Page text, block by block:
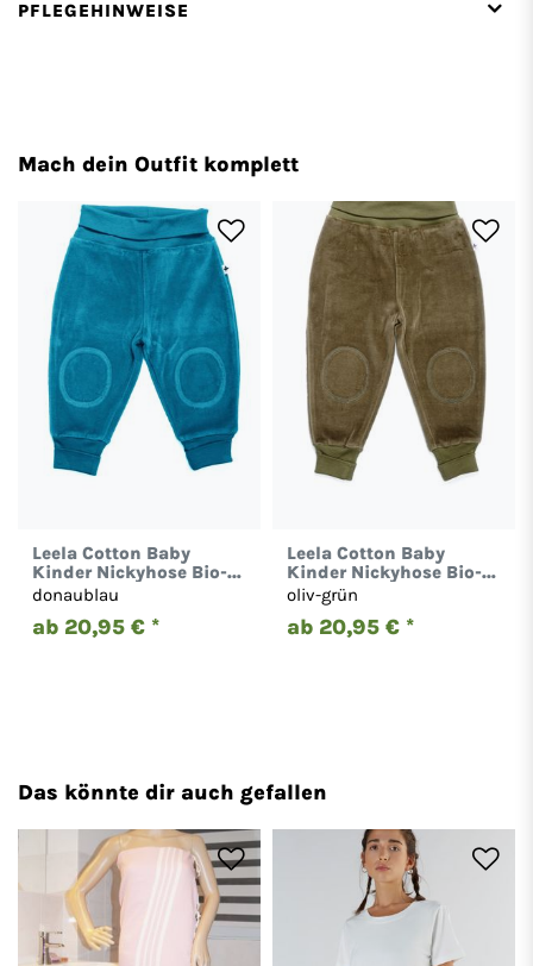
PFLEGEHINWEISE
Mach dein Outfit komplett
Leela Cotton Baby
Kinder Nickyhose Bio-
Baumwolle Hose 2157
donaublau
ab 20,95 € *
Leela Cotton Baby
Kinder Nickyhose Bio-
Baumwolle Hose 2157
oliv-grün
ab 20,95 € *
Das könnte dir auch gefallen